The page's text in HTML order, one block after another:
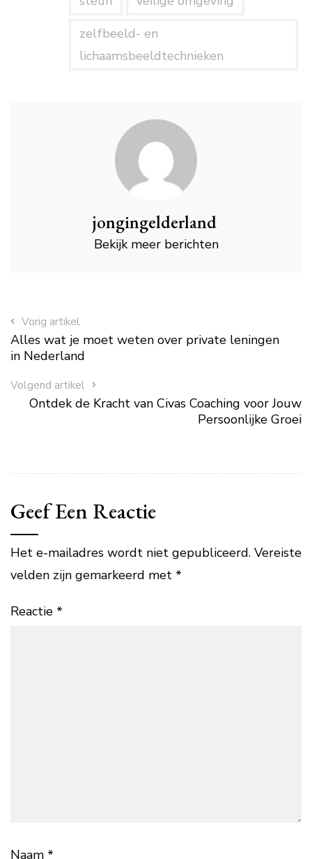
zelfbeeld- en
lichaamsbeeldtechnieken
jongingelderland
Bekijk meer berichten
Vorig artikel
Alles wat je moet weten over private leningen
in Nederland
Volgend artikel
Ontdek de Kracht van Civas Coaching voor Jouw
Persoonlijke Groei
Geef Een Reactie
Het e-mailadres wordt niet gepubliceerd. Vereiste
velden zijn gemarkeerd met *
Reactie *
Naam *